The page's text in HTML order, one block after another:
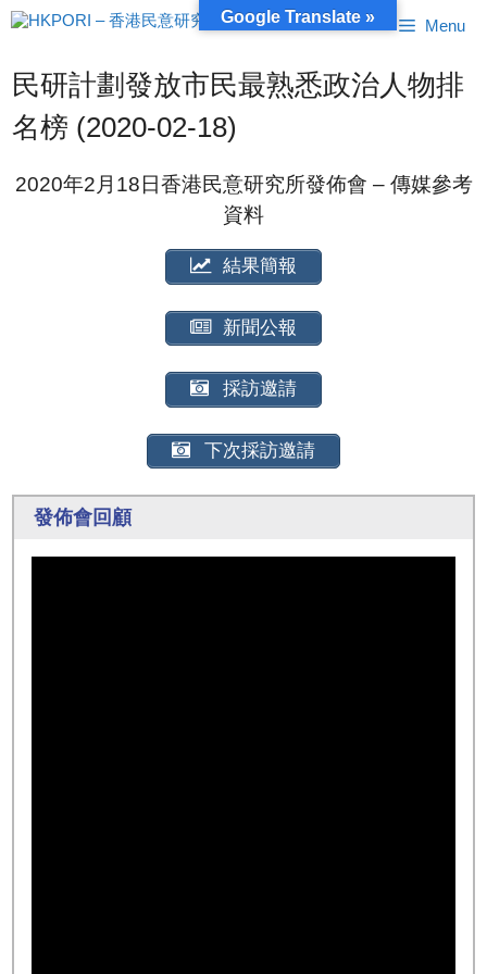
跳
至
容
Menu
民研計劃發放市民最熟悉政治人物排
名榜 (2020-02-18)
2020年2月18日香港民意研究所發佈會 – 傳媒參考
資料
結果簡報
新聞公報
採訪邀請
下次採訪邀請
發佈會回顧
Google Translate »